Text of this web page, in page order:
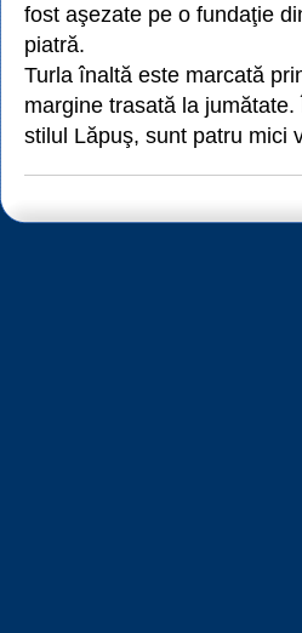
fost aşezate pe o fundaţie
piatră.
Turla înaltă este marcată
margine trasată la jumătate.
stilul Lăpuş, sunt patru mici